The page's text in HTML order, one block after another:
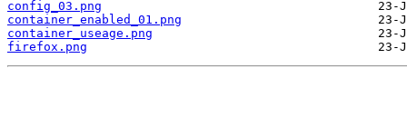
config_03.png
container_enabled_01.png
container_useage.png
firefox.png